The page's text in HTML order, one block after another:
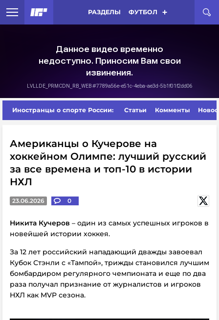
РАЗДЕЛЫ ФУТБОЛ
Иностранцы о спорте России: Статьи Комменты
Американцы о Кучерове на
хоккейном Олимпе: лучший русский
за все времена и топ-10 в истории
НХЛ
23.06.2026 0
Никита Кучеров – один из самых успешных игроков в
новейшей истории хоккея.
За 12 лет российский нападающий дважды завоевал
Кубок Стэнли с «Тампой», трижды становился лучшим
бомбардиром регулярного чемпионата и еще по два
раза получал признание от журналистов и игроков
НХЛ как MVP сезона.